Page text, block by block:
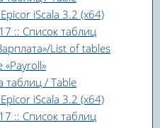
iScala 3.2 (x64)
:: Список таблиц
List of tables
таблиц / Table
iScala 3.2 (x64)
:: Список таблиц